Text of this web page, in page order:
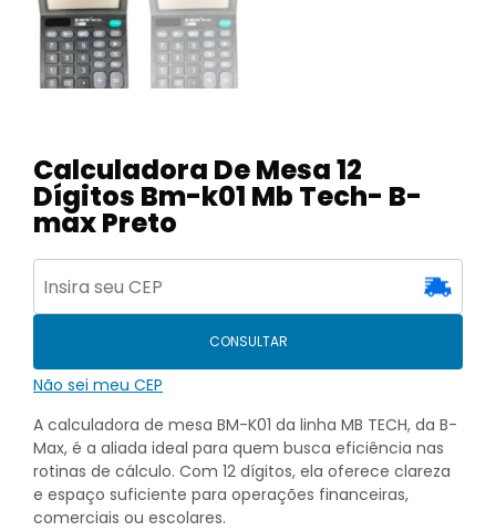
Calculadora De Mesa 12
Dígitos Bm-k01 Mb Tech- B-
max Preto
CONSULTAR
Não sei meu CEP
A calculadora de mesa BM-K01 da linha MB TECH, da B-
Max, é a aliada ideal para quem busca eficiência nas
rotinas de cálculo. Com 12 dígitos, ela oferece clareza
e espaço suficiente para operações financeiras,
comerciais ou escolares.